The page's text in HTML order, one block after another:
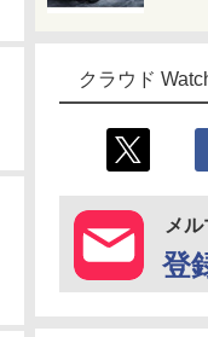
クラウド
メ
登